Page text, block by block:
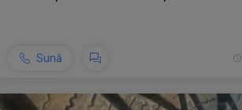
Sună